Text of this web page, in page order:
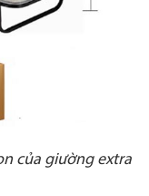
của giường extra